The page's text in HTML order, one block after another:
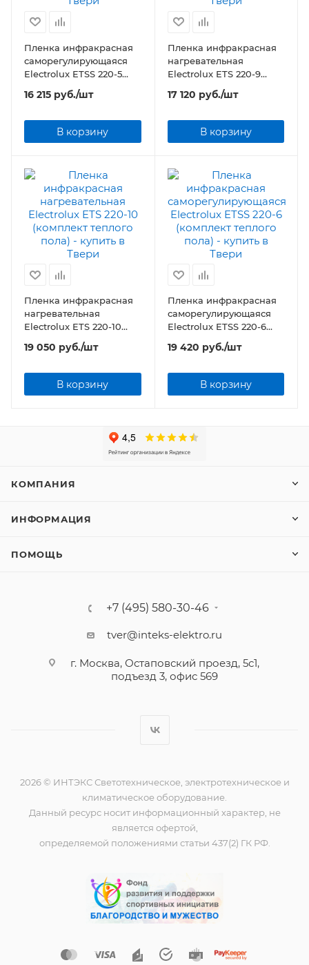
Пленка инфракрасная
саморегулирующаяся
Electrolux ETSS 220-5
(комплект теплого пола)
16 215 руб./шт
В корзину
Пленка инфракрасная
нагревательная
Electrolux ETS 220-9
(комплект теплого пола)
17 120 руб./шт
В корзину
Пленка инфракрасная
нагревательная
Electrolux ETS 220-10
(комплект теплого пола)
19 050 руб./шт
В корзину
Пленка инфракрасная
саморегулирующаяся
Electrolux ETSS 220-6
(комплект теплого пола)
19 420 руб./шт
В корзину
КОМПАНИЯ
ИНФОРМАЦИЯ
ПОМОЩЬ
+7 (495) 580-30-46
tver@inteks-elektro.ru
г. Москва, Остаповский проезд, 5с1,
подъезд 3, офис 569
2026 © ИНТЭКС Светотехническое, электротехническое и
климатическое оборудование.
Данный ресурс носит информационный характер, не
является офертой,
определяемой положениями статьи 437(2) ГК РФ.